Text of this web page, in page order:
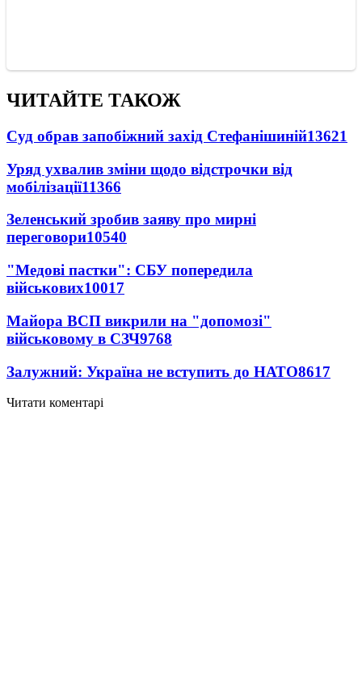
ЧИТАЙТЕ ТАКОЖ
Суд обрав запобіжний захід Стефанішиній13621
Уряд ухвалив зміни щодо відстрочки від
мобілізації11366
Зеленський зробив заяву про мирні
переговори10540
"Медові пастки": СБУ попередила
військових10017
Майора ВСП викрили на "допомозі"
військовому в СЗЧ9768
Залужний: Україна не вступить до НАТО8617
Читати коментарі